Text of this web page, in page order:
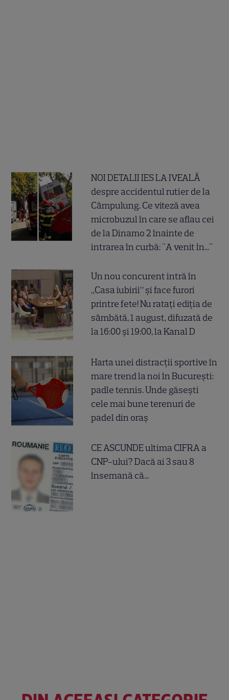
NOI DETALII IES LA IVEALĂ
despre accidentul rutier de la
Câmpulung. Ce viteză avea
microbuzul în care se aflau cei
de la Dinamo 2 înainte de
intrarea în curbă: "A venit în..."
Un nou concurent intră în
„Casa iubirii” și face furori
printre fete! Nu ratați ediția de
sâmbătă, 1 august, difuzată de
la 16:00 și 19:00, la Kanal D
Harta unei distracții sportive în
mare trend la noi în București:
padle tennis. Unde găsești
cele mai bune terenuri de
padel din oraș
CE ASCUNDE ultima CIFRA a
CNP-ului? Dacă ai 3 sau 8
însemană că...